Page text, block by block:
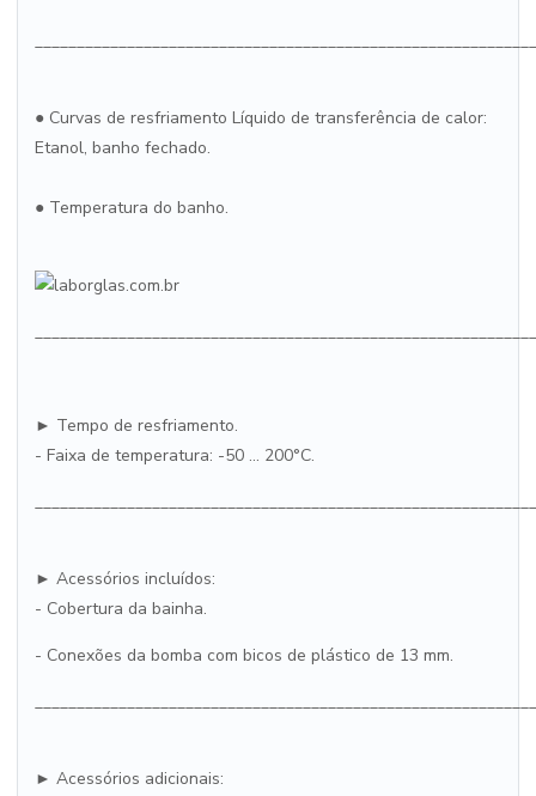
● Curvas de resfriamento Líquido de transferência de calor:
Etanol, banho fechado.
● Temperatura do banho.
► Tempo de resfriamento.
- Faixa de temperatura: -50 ... 200°C.
► Acessórios incluídos:
- Cobertura da bainha.
- Conexões da bomba com bicos de plástico de 13 mm.
► Acessórios adicionais: